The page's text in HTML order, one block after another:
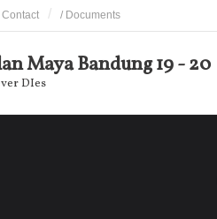
Contact / Documents
Maya Bandung 19 - 20
DIes